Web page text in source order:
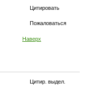
Цитировать
Пожаловаться
Наверх
Цитир. выдел.